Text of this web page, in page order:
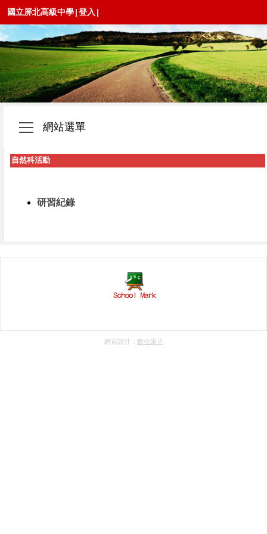
國立屏北高級中學|登入 |
網站選單
自然科活動
研習紀錄
網頁設計： 數位果子